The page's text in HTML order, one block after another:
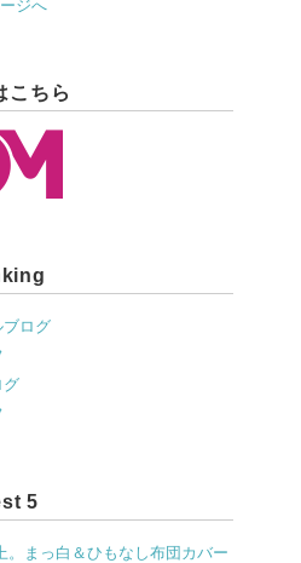
ジへ
こちら
ブログ
グ
5
まっ白＆ひもなし布団カバー